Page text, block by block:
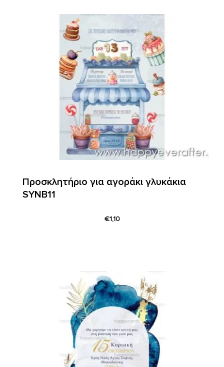
Προσκλητήριο για αγοράκι γλυκάκια
SYNΒ11
€1,10